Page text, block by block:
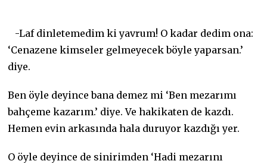
-Laf dinletemedim ki yavrum! O kadar dedim ona:
‘Cenazene kimseler gelmeyecek böyle yaparsan.’
diye.
Ben öyle deyince bana demez mi ‘Ben mezarımı
bahçeme kazarım.’ diye. Ve hakikaten de kazdı.
Hemen evin arkasında hala duruyor kazdığı yer.
O öyle deyince de sinirimden ‘Hadi mezarını